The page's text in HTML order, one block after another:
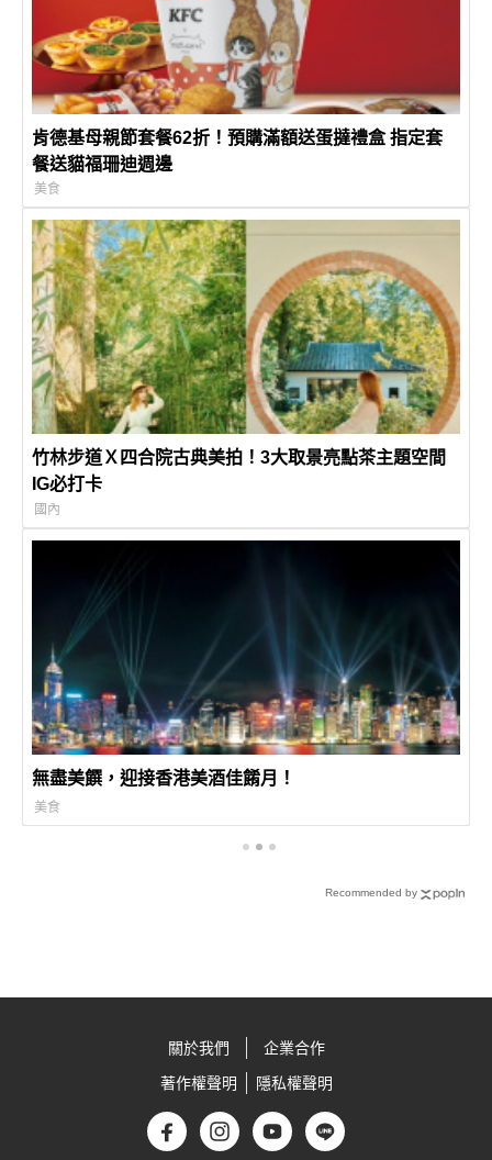
肯德基母親節套餐62折！預購滿額送蛋撻禮盒 指定套
餐送貓福珊迪週邊
美食
竹林步道Ｘ四合院古典美拍！3大取景亮點茶主題空間
IG必打卡
國內
無盡美饌，迎接香港美酒佳餚月！
美食
Recommended by
關於我們
企業合作
著作權聲明
隱私權聲明